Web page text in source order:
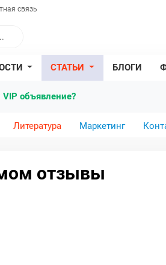
связь
СТАТЬИ БЛОГИ
VIP объявление?
Литература Маркетинг
отзывы